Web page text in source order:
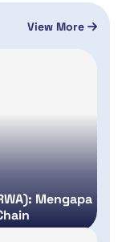
View More
Mengapa